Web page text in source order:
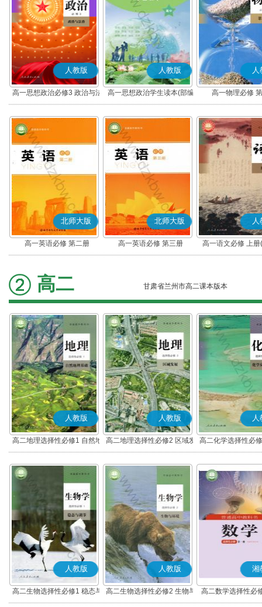
人教版
高一思想政治必修3 政治与法
治(部编版)
人教版
高一思想政治学生读本(部编
版)
人
高一物理必修
北师大版
高一英语必修 第二册
北师大版
高一英语必修 第三册
人
高一语文必修 上
高二 甘肃省兰州市高二课本版本
人教版
高二地理选择性必修1 自然地
理基础
人教版
高二地理选择性必修2 区域发
展
人
高二化学选择性必
应原理
人教版
高二生物选择性必修1 稳态与
调节
人教版
高二生物选择性必修2 生物与
环境
湘
高二数学选择性必